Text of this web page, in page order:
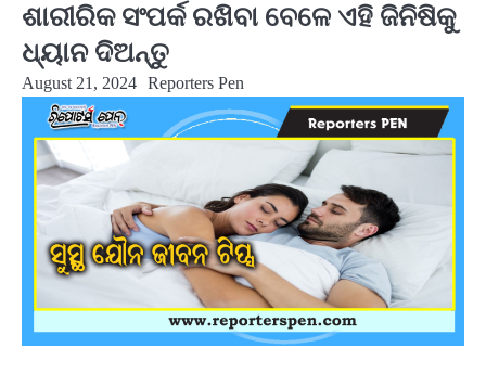
ଶାରୀରିକ ସଂପର୍କ ରଖିବା ବେଳେ ଏହି ଜିନିଷିକୁ
ଧ୍ୟାନ ଦିଅନ୍ତୁ
August 21, 2024 Reporters Pen